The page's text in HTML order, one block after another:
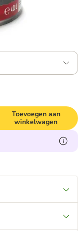
Toevoegen aan
winkelwagen